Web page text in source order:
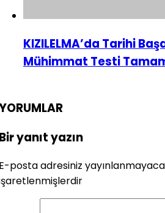
KIZILELMA’da Tarihi
Mühimmat Testi
yanıt yazın
posta adresiniz